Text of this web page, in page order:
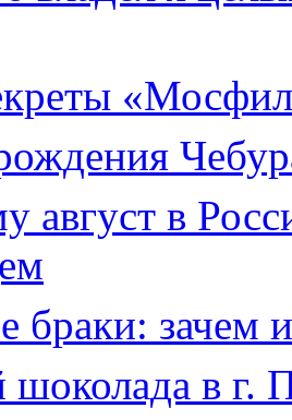
август в
браки: зачем
в г.